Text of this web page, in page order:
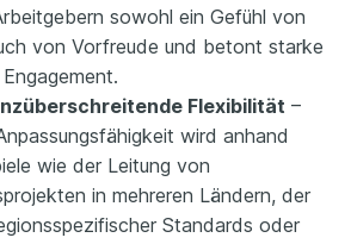
sowohl ein Gefühl von
von Vorfreude und betont starke
Flexibilität –
wird anhand
wie der Leitung von
in mehreren Ländern, der
Standards oder